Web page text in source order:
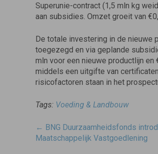
Superunie-contract (1,5 mln kg
aan subsidies. Omzet groeit van
De totale investering in de nieuwe
toegezegd en via geplande
mln voor een nieuwe productlijn
middels een uitgifte van
risicofactoren staan in het
Tags: Voeding & Landbouw
Post
navigatie
← BNG Duurzaamheidsfonds
Maatschappelijk Vastgoedlening